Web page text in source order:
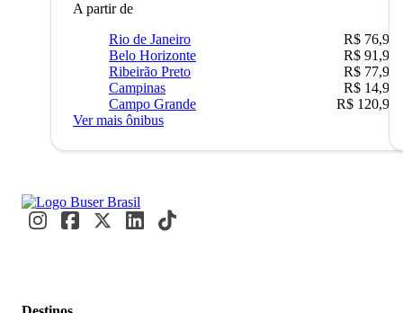
A partir de
Rio de Janeiro
R$ 76,90
Belo Horizonte
R$ 91,90
Ribeirão Preto
R$ 77,90
Campinas
R$ 14,90
Campo Grande
R$ 120,90
Ver mais ônibus